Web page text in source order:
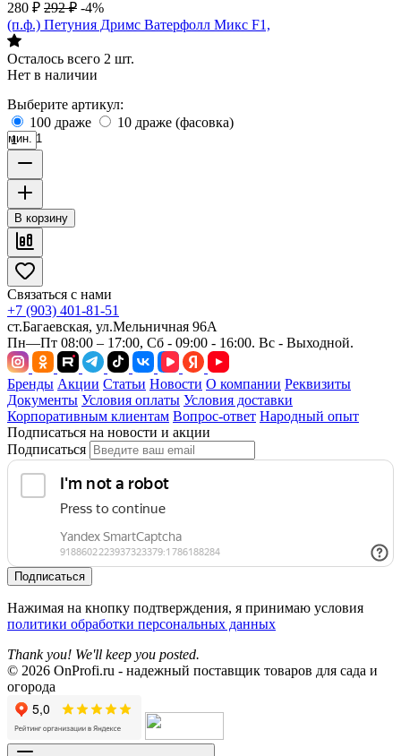
280 ₽ 292 ₽ -4%
(п.ф.) Петуния Дримс Ватерфолл Микс F1,
Осталось всего 2 шт.
Нет в наличии
Выберите артикул:
100 драже
10 драже (фасовка)
мин. 1
В корзину
Связаться с нами
+7 (903) 401-81-51
ст.Багаевская, ул.Мельничная 96А
Пн—Пт 08:00 – 17:00, Сб - 09:00 - 16:00. Вс - Выходной.
Бренды Акции Статьи Новости О компании Реквизиты
Документы Условия оплаты Условия доставки
Корпоративным клиентам Вопрос-ответ Народный опыт
Подписаться на новости и акции
Подписаться
Подписаться
Нажимая на кнопку подтверждения, я принимаю условия
политики обработки персональных данных
Thank you! We'll keep you posted.
© 2026 OnProfi.ru - надежный поставщик товаров для сада и
огорода